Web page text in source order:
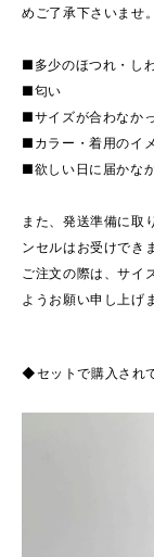
めご了承下さいませ。
■多少のほつれ・し
■匂い
■サイズが合わなか
■カラー・着用のイ
■欲しい日に届かな
また、発送準備に取
ンセルはお受けでき
ご注文の際は、サイ
ようお願い申し上げ
◆セットで購入され